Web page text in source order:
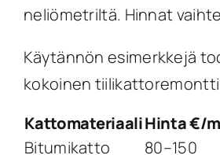
neliömetriltä. Hinnat
Käytännön esimerkkejä
kokoinen tiilikattoremontti
KattomateriaaliHinta €/
Bitumikatto
80–150